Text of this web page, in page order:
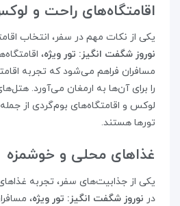
اقامتگاه‌های راحت و
یکی از نکات مهم در سفر، انتخاب
نوروز شگفت‌ انگیز: تور ویژه،
مسافران فراهم می‌شود که تجربه
را برای آن‌ها به ارمغان می‌آورد.
لوکس و اقامتگاه‌های بوم‌گردی از
تورها هستند.
غذاهای محلی و خوشمزه
یکی از جذابیت‌های سفر، تجربه
در نوروز شگفت‌ انگیز: تور ویژه،